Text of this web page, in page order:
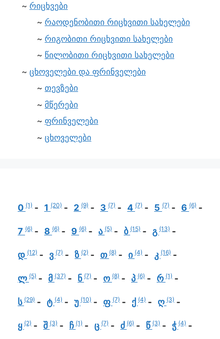
რიცხვები
რაოდენობითი რიცხვითი სახელები
რიგობითი რიცხვითი სახელები
წილობითი რიცხვითი სახელები
ცხოველები და ფრინველები
თევზები
მწერები
ფრინველები
ცხოველები
0 (1) 1 (20) 2 (9) 3 (7) 4 (7) 5 (7) 6 (6)
7 (6) 8 (6) 9 (6) ა (5) ბ (15) გ (13)
დ (12) ვ (7) ზ (2) თ (8) ი (4) კ (16)
ლ (5) მ (37) ნ (7) ო (8) პ (6) რ (1)
ს (29) ტ (4) უ (10) ფ (7) ქ (4) ღ (3)
ყ (2) შ (3) ჩ (1) ც (7) ძ (6) წ (3) ჭ (4)